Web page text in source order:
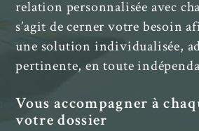
relation personnalisée avec
s’agit de cerner votre besoin
une solution individualisée,
pertinente, en toute
Vous accompagner à
votre dossier